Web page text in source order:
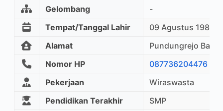
Gelombang
-
Tempat/Tanggal Lahir
09 Agustus 1980
Alamat
Pundungrejo
Nomor HP
087736204476
Pekerjaan
Wiraswasta
Pendidikan Terakhir
SMP